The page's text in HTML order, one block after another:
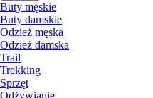
Buty męskie
Buty damskie
Odzież męska
Odzież damska
Trail
Trekking
Sprzęt
Odżywianie